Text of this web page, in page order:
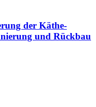
der Käthe-
und Rückbau